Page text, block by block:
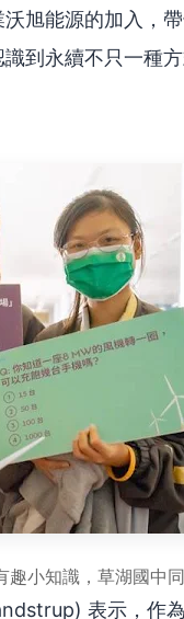
旭能源的加入，
到永續不只一種
小知識，草湖國中同
表示，作